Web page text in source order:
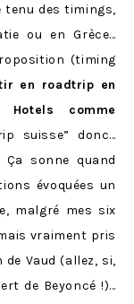
tenu des timings,
ou en Grèce…
(timing
en roadtrip en
comme
suisse” donc…
sonne quand
évoquées un
malgré mes six
vraiment pris
Vaud (allez, si,
de Beyoncé !)…